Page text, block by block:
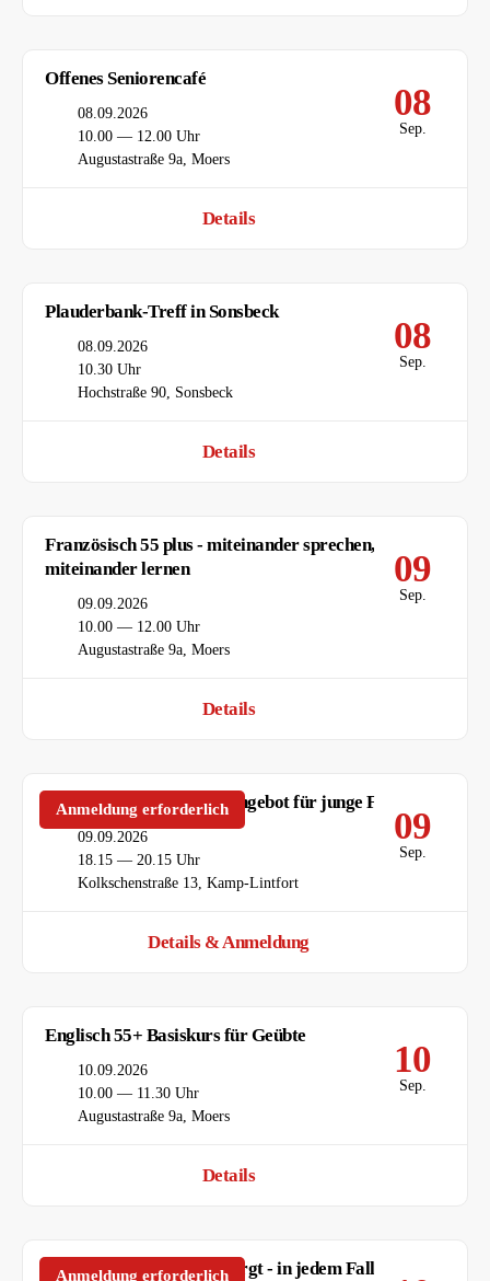
08
Sep.
Offenes Seniorencafé
Datum
08.09.2026
Uhrzeit
10.00 — 12.00 Uhr
Ort
Augustastraße 9a, Moers
Details
08
Sep.
Plauderbank-Treff in Sonsbeck
Datum
08.09.2026
Uhrzeit
10.30 Uhr
Ort
Hochstraße 90, Sonsbeck
Details
09
Sep.
Französisch 55 plus - miteinander sprechen,
miteinander lernen
Datum
09.09.2026
Uhrzeit
10.00 — 12.00 Uhr
Ort
Augustastraße 9a, Moers
Details
Anmeldung erforderlich 09
Sep.
TOGETHER – Gruppenangebot für junge FLINTA*
Datum
09.09.2026
Uhrzeit
18.15 — 20.15 Uhr
Ort
Kolkschenstraße 13, Kamp-Lintfort
Details & Anmeldung
10
Sep.
Englisch 55+ Basiskurs für Geübte
Datum
10.09.2026
Uhrzeit
10.00 — 11.30 Uhr
Ort
Augustastraße 9a, Moers
Details
Anmeldung erforderlich
Vortragsreihe "Gut versorgt - in jedem Fall":